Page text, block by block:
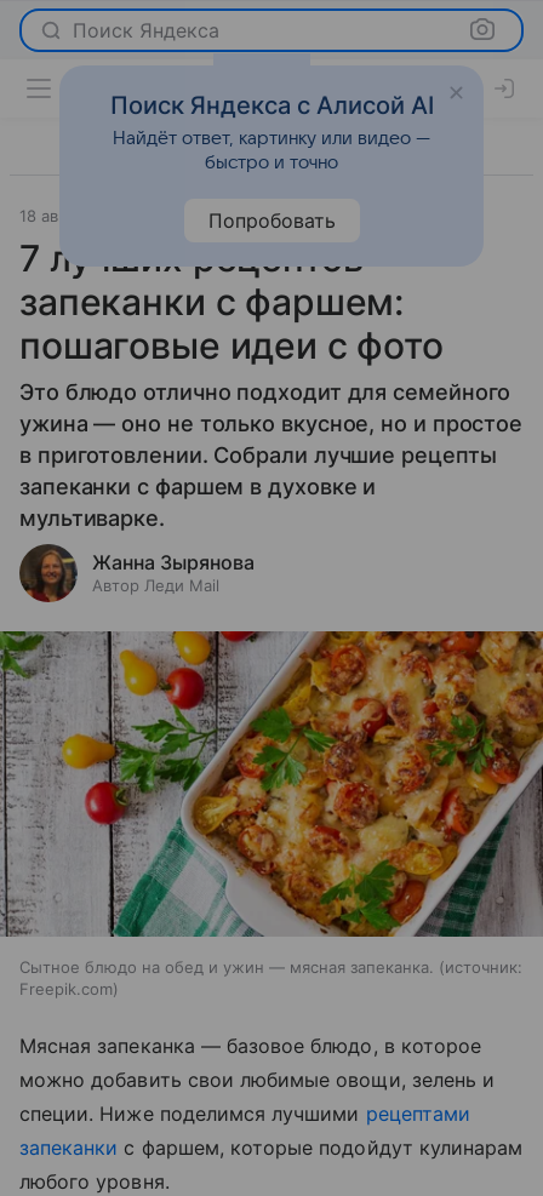
Поиск Яндекса
18 августа 2025 Рецепты
7 лучших рецептов
запеканки с фаршем:
пошаговые идеи с фото
Это блюдо отлично подходит для семейного
ужина — оно не только вкусное, но и простое
в приготовлении. Собрали лучшие рецепты
запеканки с фаршем в духовке и
мультиварке.
Жанна Зырянова
Автор Леди Mail
Сытное блюдо на обед и ужин — мясная запеканка.
источник:
Freepik.com
Мясная запеканка — базовое блюдо, в которое
можно добавить свои любимые овощи, зелень и
специи. Ниже поделимся лучшими рецептами
запеканки с фаршем, которые подойдут кулинарам
любого уровня.
Поиск Яндекса с Алисой AI
Найдёт ответ, картинку или видео —
быстро и точно
Попробовать